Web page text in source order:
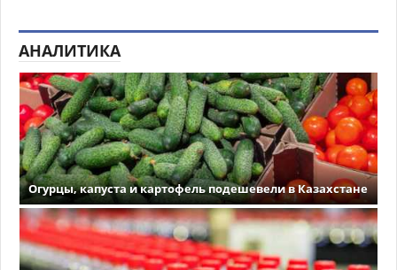
АНАЛИТИКА
Огурцы, капуста и картофель подешевели в Казахстане